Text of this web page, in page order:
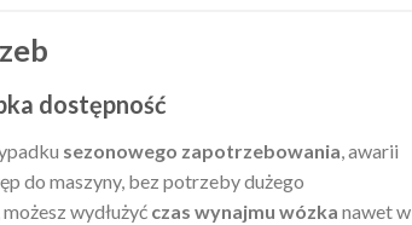
dostępność
sezonowego zapotrzebowania, awarii
do maszyny, bez potrzeby dużego
wydłużyć czas wynajmu wózka nawet w